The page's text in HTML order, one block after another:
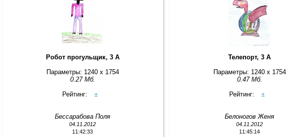
Робот прогульщик, 3 А
Параметры: 1240 x 1754
0.27 Мб.
Рейтинг:
±
Бессарабова Поля
04.11.2012
11:42:33
Телепорт, 3 А
Параметры: 1240 x 1754
0.47 Мб.
Рейтинг:
±
Белоногов Женя
04.11.2012
11:45:14